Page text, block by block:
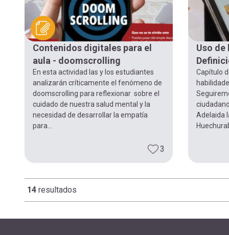
Contenidos digitales para el
aula - doomscrolling
En esta actividad las y los estudiantes
analizarán críticamente el fenómeno de
doomscrolling para reflexionar sobre el
cuidado de nuestra salud mental y la
necesidad de desarrollar la empatía
para...
3
Uso
Capítulo
Adelaida
14 resultados
Paginación